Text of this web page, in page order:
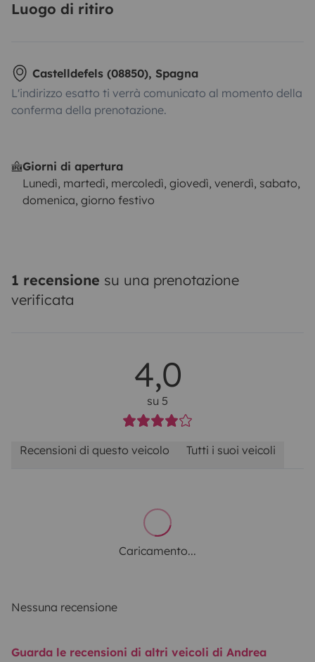
Luogo di ritiro
Castelldefels (08850), Spagna
L'indirizzo esatto ti verrà comunicato al momento della
conferma della prenotazione.
Giorni di apertura
Lunedì, martedì, mercoledì, giovedì, venerdì, sabato,
domenica, giorno festivo
1 recensione su una prenotazione
verificata
4,0
su 5
Recensioni di questo veicolo Tutti i suoi veicoli
Caricamento...
Nessuna recensione
Guarda le recensioni di altri veicoli di Andrea